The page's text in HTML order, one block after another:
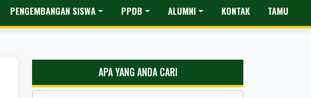
PENGEMBANGAN SISWA PPDB ALUMNI KONTAK TAMU
APA YANG ANDA CARI